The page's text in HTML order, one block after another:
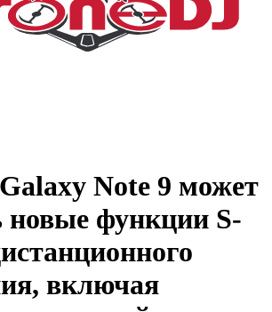
Note 9 может
новые функции S-
включая